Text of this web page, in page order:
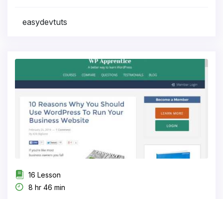
easydevtuts
16 Lesson
8 hr 46 min